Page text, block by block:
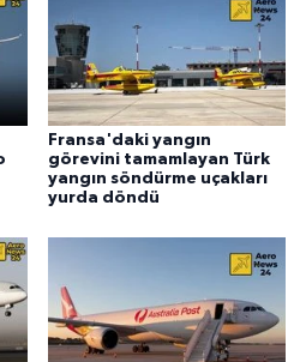
Fransa'daki yangın
görevini tamamlayan Türk
yangın söndürme uçakları
yurda döndü